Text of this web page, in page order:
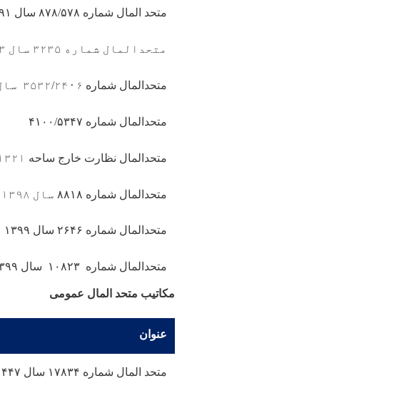
متحد المال شماره ۸۷۸/۵۷۸ سال
متحدالمال شماره ۳۲۳۵ سال ۱۳۹۳
متحدالمال شماره ۳۵۳۲/۲۴۰۶ سال
متحدالمال شماره ۴۱۰۰/۵۳۴۷
متحدالمال نظارت خارج ساحه ۱۷۴۶/
متحدالمال شماره ۸۸۱۸ سال ۱۳۹۸
متحدالمال شماره ۲۶۴۶ سال ۱۳۹۹
متحدالمال شماره ۱۰۸۲۳ سال
مکاتیب متحد المال عمومی
عنوان
متحد المال شماره ۱۷۸۳۴ سال